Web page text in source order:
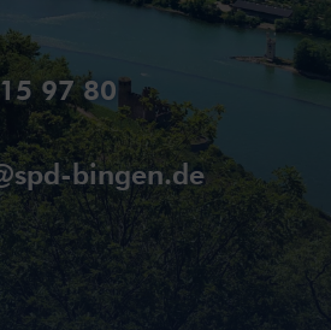
97 80
bingen.de